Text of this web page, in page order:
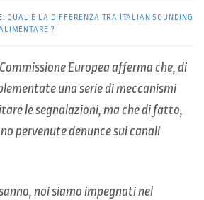
QUAL’È LA DIFFERENZA TRA ITALIAN SOUNDING
?
Europea afferma che, di
una serie di meccanismi
le segnalazioni, ma che di fatto,
pervenute denunce sui canali
noi siamo impegnati nel